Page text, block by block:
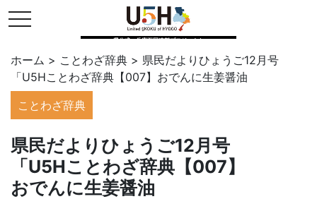
toggle navigation
県公式・兵庫五国連邦プロジェクト
ホーム > ことわざ辞典 > 県民だよりひょうご12月号
「U5Hことわざ辞典【007】おでんに生姜醤油
ことわざ辞典
県民だよりひょうご12月号
「U5Hことわざ辞典【007】
おでんに生姜醤油